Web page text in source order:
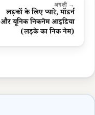
अगली →
लड़कों के लिए प्यारे, मॉडर्न
और यूनिक निकनेम आइडिया
(लड़के का निक नेम)